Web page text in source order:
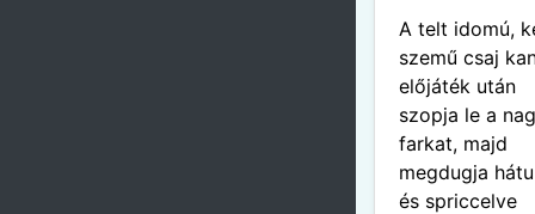
A telt idomú,
szemű csaj
előjáték után
szopja le a
farkat, majd
megdugja
és spriccelve